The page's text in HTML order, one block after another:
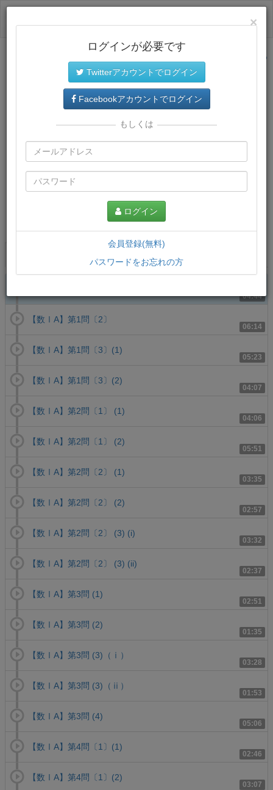
サイトトップに戻る
04:44
06:14
【数ⅠA】第1問〔2〕
05:23
【数ⅠA】第1問〔3〕(1)
04:07
【数ⅠA】第1問〔3〕(2)
04:06
【数ⅠA】第2問〔1〕 (1)
05:51
【数ⅠA】第2問〔1〕 (2)
03:35
【数ⅠA】第2問〔2〕 (1)
02:57
【数ⅠA】第2問〔2〕 (2)
03:32
【数ⅠA】第2問〔2〕 (3) (i)
02:37
【数ⅠA】第2問〔2〕 (3) (ii)
02:51
【数ⅠA】第3問 (1)
01:35
【数ⅠA】第3問 (2)
03:28
【数ⅠA】第3問 (3)（ⅰ）
01:53
【数ⅠA】第3問 (3)（ⅱ）
05:06
【数ⅠA】第3問 (4)
02:46
【数ⅠA】第4問〔1〕(1)
03:07
【数ⅠA】第4問〔1〕(2)
×
ログインが必要です
Twitterアカウントでログイン
Facebookアカウントでログイン
もしくは
ログイン
会員登録(無料)
パスワードをお忘れの方